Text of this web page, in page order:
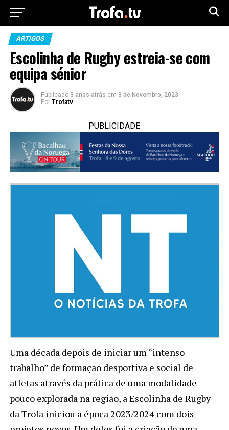
ARTIGOS
Escolinha de Rugby estreia-se com
equipa sénior
Publicado 3 anos atrás em 3 de Novembro, 2023
Por Trofatv
PUBLICIDADE
Uma década depois de iniciar um “intenso
trabalho” de formação desportiva e social de
atletas através da prática de uma modalidade
pouco explorada na região, a Escolinha de Rugby
da Trofa iniciou a época 2023/2024 com dois